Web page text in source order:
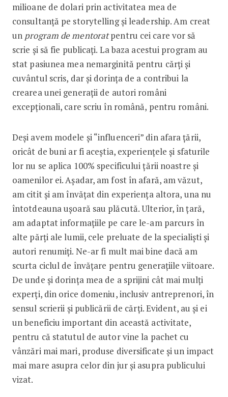
milioane de dolari prin activitatea mea de
consultanță pe storytelling și leadership. Am creat
un program de mentoratpentru cei care vor să
scrie și să fie publicați. La baza acestui program au
stat pasiunea mea nemarginită pentru cărți și
cuvântul scris, dar și dorința de a contribui la
crearea unei generații de autori români
excepționali, care scriu în română, pentru români.
Deși avem modele și “influenceri” din afara țării,
oricât de buni ar fi aceștia, experiențele și sfaturile
lor nu se aplica 100% specificului țării noastre și
oamenilor ei. Așadar, am fost în afară, am văzut,
am citit și am învățat din experiența altora, una nu
întotdeauna ușoară sau plăcută. Ulterior, în țară,
am adaptat informațiile pe care le-am parcurs în
alte părți ale lumii, cele preluate de la specialiști și
autori renumiți. Ne-ar fi mult mai bine dacă am
scurta ciclul de învățare pentru generațiile viitoare.
De unde și dorința mea de a sprijini cât mai mulți
experți, din orice domeniu, inclusiv antreprenori, în
sensul scrierii și publicării de cărți. Evident, au și ei
un beneficiu important din această activitate,
pentru că statutul de autor vine la pachet cu
vânzări mai mari, produse diversificate și un impact
mai mare asupra celor din jur și asupra publicului
vizat.